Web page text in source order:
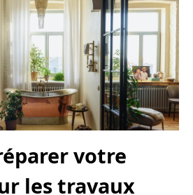
votre
les travaux